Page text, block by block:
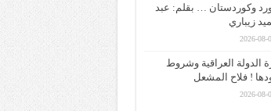
وكوردستان … بقلم: عبد
زيباري
2026-08-
الدولة العراقية وشروط
! فلاح المشعل
2026-08-